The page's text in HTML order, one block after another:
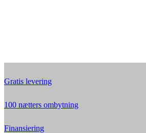
Gratis levering
100 nætters ombytning
Finansiering